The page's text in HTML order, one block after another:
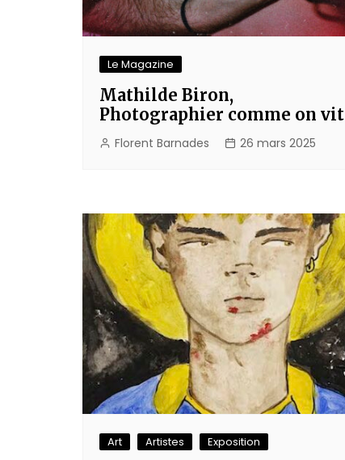
Le Magazine
Mathilde Biron,
Photographier comme on vit
Florent Barnades 26 mars 2025
Art Artistes Exposition